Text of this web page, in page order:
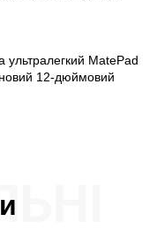
ультралегкий MatePad
12-дюймовий